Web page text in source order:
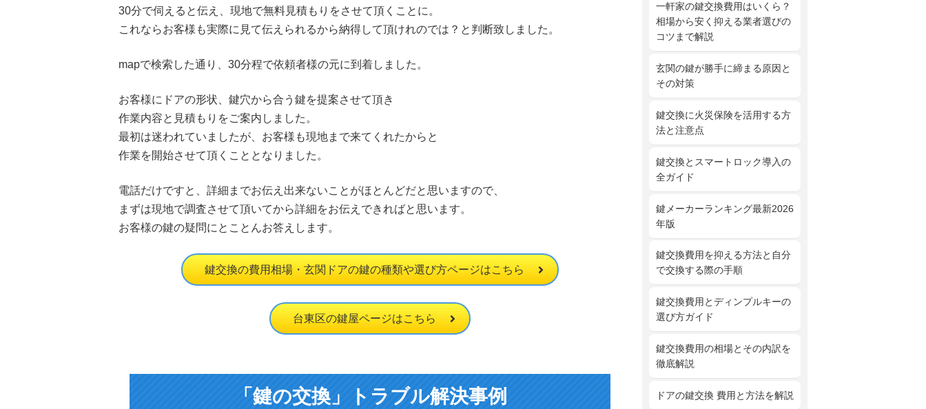
30分で伺えると伝え、現地で無料見積もりをさせて頂くことに。
これならお客様も実際に見て伝えられるから納得して頂けれのでは？と判断致しました。
mapで検索した通り、30分程で依頼者様の元に到着しました。
お客様にドアの形状、鍵穴から合う鍵を提案させて頂き
作業内容と見積もりをご案内しました。
最初は迷われていましたが、お客様も現地まで来てくれたからと
作業を開始させて頂くこととなりました。
電話だけですと、詳細までお伝え出来ないことがほとんどだと思いますので、
まずは現地で調査させて頂いてから詳細をお伝えできればと思います。
お客様の鍵の疑問にとことんお答えします。
鍵交換の費用相場・玄関ドアの鍵の種類や選び方ページはこちら
台東区の鍵屋ページはこちら
「鍵の交換」トラブル解決事例
一軒家の鍵交換費用はいくら？
相場から安く抑える業者選びの
コツまで解説
玄関の鍵が勝手に締まる原因と
その対策
鍵交換に火災保険を活用する方
法と注意点
鍵交換とスマートロック導入の
全ガイド
鍵メーカーランキング最新2026
年版
鍵交換費用を抑える方法と自分
で交換する際の手順
鍵交換費用とディンプルキーの
選び方ガイド
鍵交換費用の相場とその内訳を
徹底解説
ドアの鍵交換 費用と方法を解説